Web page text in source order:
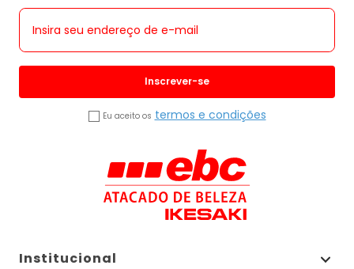
Inscrever-se
Eu aceito os termos e condições
Institucional